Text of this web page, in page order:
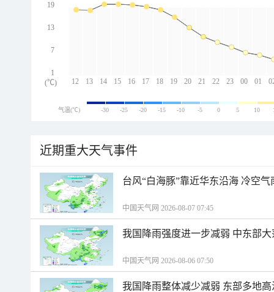
12 13 14 15 16 17 18 19 20 21 22 23 00 01
19
13
7
1
(℃)
气温(℃) -30 -25 -20 -15 -10 -5 0 5 10
近期重大天气事件
台风“白海豚”靠近华东沿海 冷空
中国天气网 2026-08-07 07:45
我国降雨强度进一步减弱 中东部
中国天气网 2026-08-06 07:50
我国降雨整体减少减弱 东部多地